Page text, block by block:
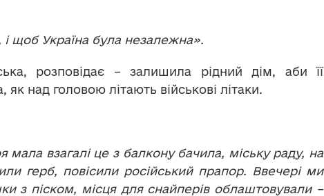
щоб Україна була незалежна».
розповідає – залишила рідний дім, аби її
над головою літають військові літаки.
взагалі це з балкону бачила, міську раду, на
герб, повісили російський прапор. Ввечері ми
з піском, місця для снайперів облаштовували –